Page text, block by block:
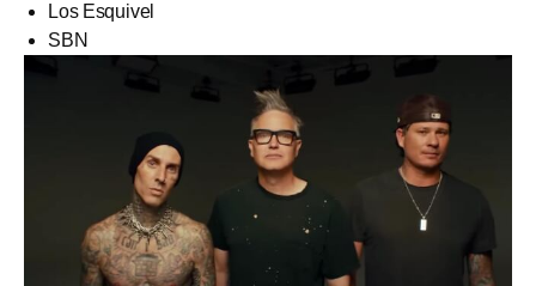
Los Esquivel
SBN